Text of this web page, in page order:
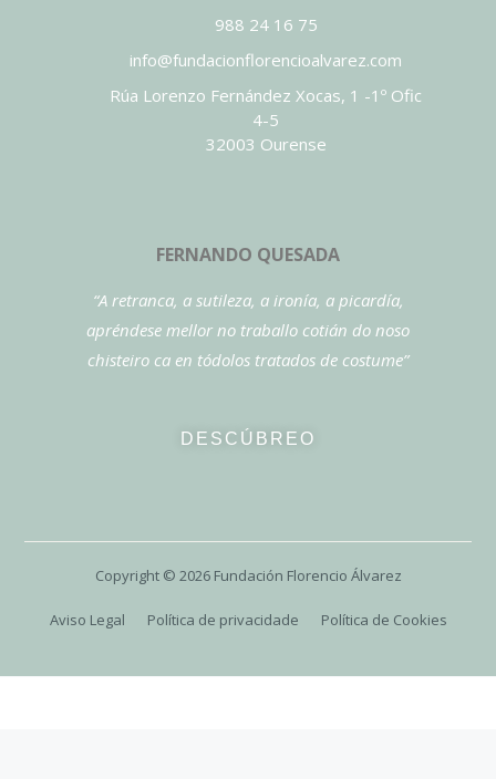
988 24 16 75
info@fundacionflorencioalvarez.com
Rúa Lorenzo Fernández Xocas, 1 -1º Ofic
4-5
32003 Ourense
FERNANDO QUESADA
“A retranca, a sutileza, a ironía, a picardía,
apréndese mellor no traballo cotián do noso
chisteiro ca en tódolos tratados de costume”
DESCÚBREO
Copyright © 2026Fundación Florencio Álvarez
Aviso Legal Política de privacidade Política de Cookies